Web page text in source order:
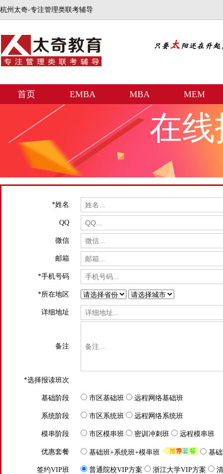
杭州太奇-专注管理类联考辅导
首页 EMBA MBA MEM
在
*姓名
QQ
微信
邮箱
*手机号码
*所在地区
详细地址
备注
*选择报读班次
基础阶段 市区基础班 远程网络基础班
系统阶段 市区系统班 远程网络系统班
模串阶段 市区模串班 密训冲刺班 远程模串班
优惠套餐 基础班+系统班+模串班 基
签约VIP班 普通院校VIP方案 浙江大学VIP方案